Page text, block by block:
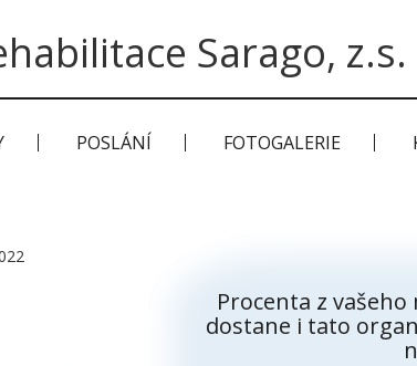
Sarago, z.s.
POSLÁNÍ FOTOGALERIE
Procenta z
dostane i tato